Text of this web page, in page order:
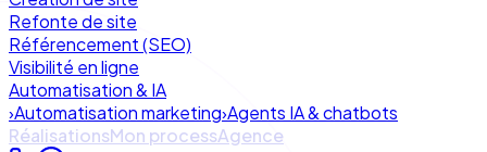
Refonte de site
Référencement (SEO)
Visibilité en ligne
Automatisation & IA
›Automatisation marketing›Agents IA & chatbots
RéalisationsMon processAgence